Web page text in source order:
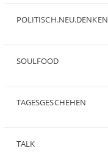
POLITISCH.NEU.DENKEN
SOULFOOD
TAGESGESCHEHEN
TALK